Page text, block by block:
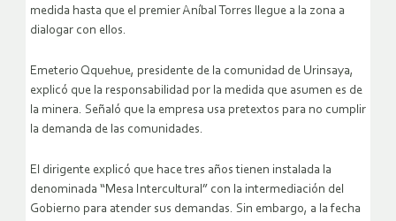
medida hasta que el premier Aníbal Torres llegue a la zona a
dialogar con ellos.
Emeterio Qquehue, presidente de la comunidad de Urinsaya,
explicó que la responsabilidad por la medida que asumen es de
la minera. Señaló que la empresa usa pretextos para no cumplir
la demanda de las comunidades.
El dirigente explicó que hace tres años tienen instalada la
denominada “Mesa Intercultural” con la intermediación del
Gobierno para atender sus demandas. Sin embargo, a la fecha